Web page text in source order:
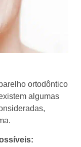
ortodôntico
algumas